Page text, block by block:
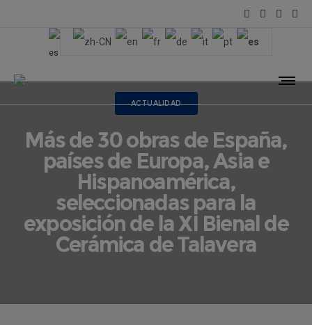
ACTUALIDAD
Más de 30 obras de España,
países de Europa, Asia e
Hispanoamérica,
seleccionadas para la
exposición de la XI Bienal de
Cerámica de Talavera